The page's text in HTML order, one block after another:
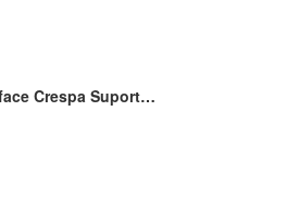
Crespa Suport…